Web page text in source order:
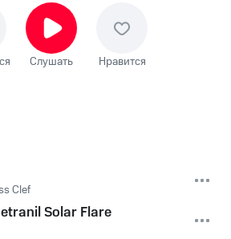
Слушать Нравится
Clef
Solar Flare